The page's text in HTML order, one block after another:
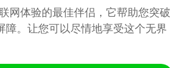
网体验的最佳伴侣，它帮助您突破
障。让您可以尽情地享受这个无界